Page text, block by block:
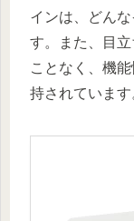
インは、どん
す。また、目
ことなく、機
持されています